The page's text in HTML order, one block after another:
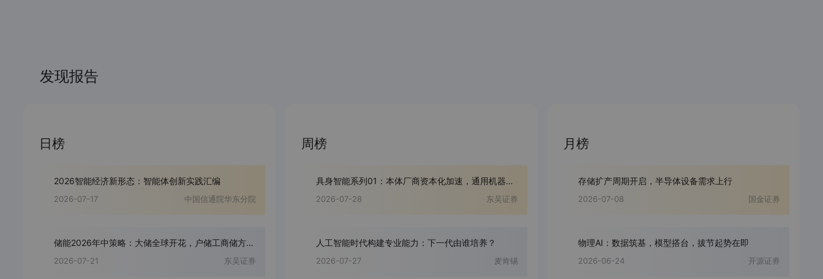
发现报告
日榜
2026智能经济新形态：智能体创新实践汇编
2026-07-17 中国信通院华东分院
储能2026年中策略：大储全球开花，户储工商储方兴未艾
2026-07-21 东吴证券
周榜
具身智能系列01：本体厂商资本化加速，通用机器人产业链进入验证期
2026-07-28 东吴证券
人工智能时代构建专业能力：下一代由谁培养？
2026-07-27 麦肯锡
月榜
存储扩产周期开启，半导体设备需求上行
2026-07-08 国金证券
物理AI：数据筑基，模型搭台，拔节起势在即
2026-06-24 开源证券